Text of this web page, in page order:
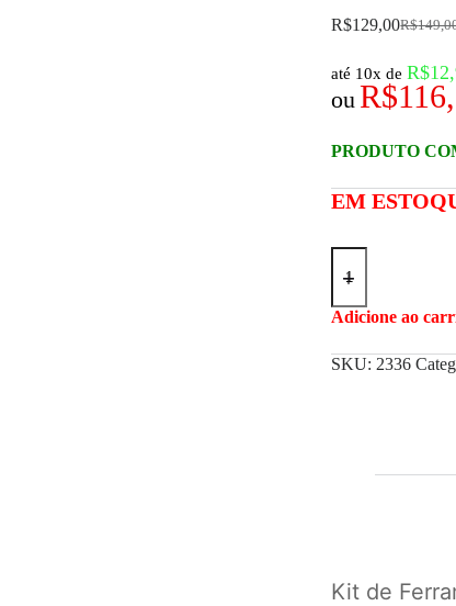
R$
R$129,00
até 10x deR$
ouR$
PRODUTO
EM
Adicione ao
SKU: 2336
Kit de